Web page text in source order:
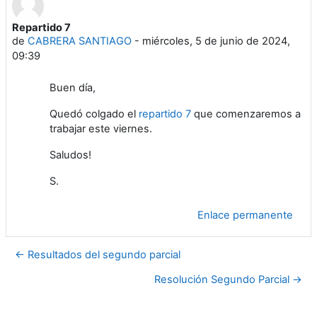
Repartido 7
de CABRERA SANTIAGO - miércoles, 5 de junio de 2024,
09:39
Número de respuestas: 0
Buen día,
Quedó colgado el repartido 7 que comenzaremos a
trabajar este viernes.
Saludos!
S.
Enlace permanente
← Resultados del segundo parcial
Resolución Segundo Parcial →